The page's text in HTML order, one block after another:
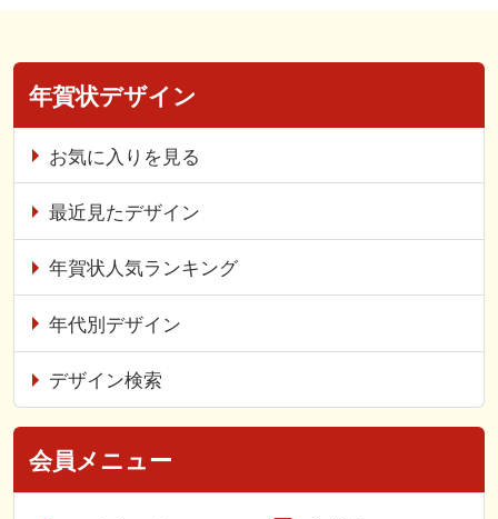
年賀状デザイン
お気に入りを見る
最近見たデザイン
年賀状人気ランキング
年代別デザイン
デザイン検索
会員メニュー